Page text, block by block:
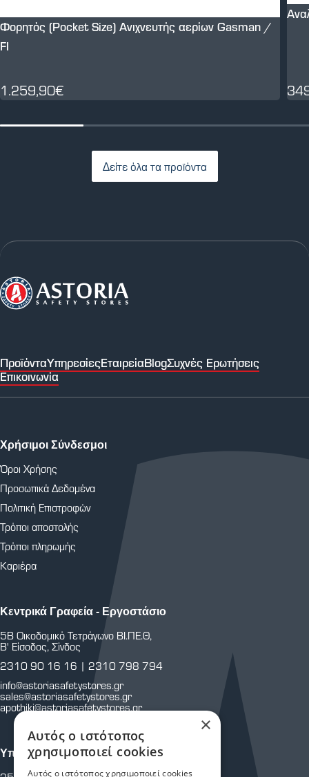
Φορητός (Pocket Size) Ανιχνευτής αερίων Gasman /
FI
1.259,90€
Δείτε όλα τα προϊόντα
ΠροϊόνταΥπηρεσίεςΕταιρείαBlogΣυχνές Ερωτήσεις
Επικοινωνία
Χρήσιμοι Σύνδεσμοι
Όροι Χρήσης
Προσωπικά Δεδομένα
Πολιτική Επιστροφών
Τρόποι αποστολής
Τρόποι πληρωμής
Καριέρα
Κεντρικά Γραφεία - Εργοστάσιο
5Β Οικοδομικό Τετράγωνο ΒΙ.ΠΕ.Θ,
Β' Είσοδος, Σίνδος
2310 90 16 16 | 2310 798 794
info@astoriasafetystores.gr
sales@astoriasafetystores.gr
apothiki@astoriasafetystores.gr
Υποκατάστημα Μαρτίου
×
Αυτός ο ιστότοπος
χρησιμοποιεί cookies
Αυτός ο ιστότοπος χρησιμοποιεί cookies